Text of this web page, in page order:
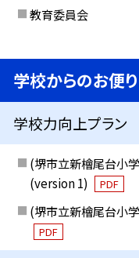
教育委員会
学校からのお便り
学校力向上プラン
(堺市立新檜尾台小
(version 1)
PDF
(堺市立新檜尾台小
PDF